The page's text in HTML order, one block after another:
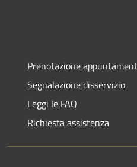
Prenotazione
Segnalazione disservizio
Leggi le FAQ
Richiesta assistenza